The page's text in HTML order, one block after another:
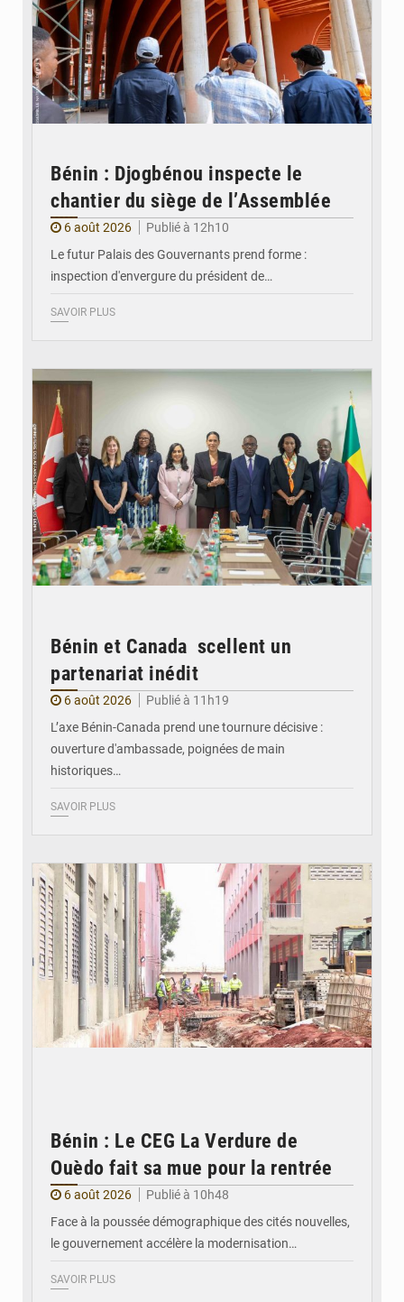
Bénin : Djogbénou inspecte le
chantier du siège de l’Assemblée
6 août 2026
Publié à 12h10
Le futur Palais des Gouvernants prend forme :
inspection d'envergure du président de…
SAVOIR PLUS
Bénin et Canada scellent un
partenariat inédit
6 août 2026
Publié à 11h19
L’axe Bénin-Canada prend une tournure décisive :
ouverture d'ambassade, poignées de main
historiques…
SAVOIR PLUS
Bénin : Le CEG La Verdure de
Ouèdo fait sa mue pour la rentrée
6 août 2026
Publié à 10h48
Face à la poussée démographique des cités nouvelles,
le gouvernement accélère la modernisation…
SAVOIR PLUS